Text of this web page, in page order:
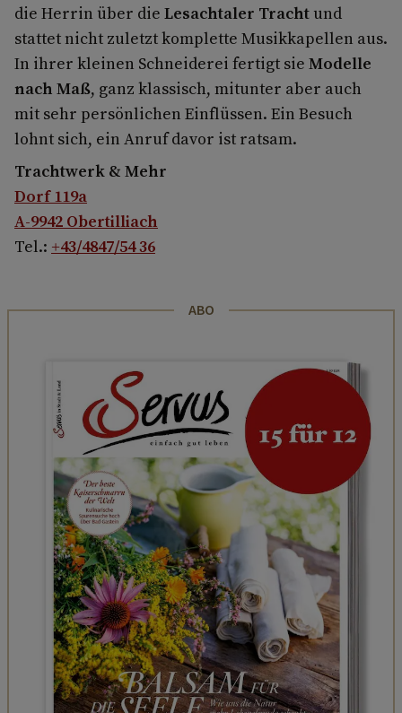
die Herrin über die Lesachtaler Tracht und
stattet nicht zuletzt komplette Musikkapellen aus.
In ihrer kleinen Schneiderei fertigt sie Modelle
nach Maß, ganz klassisch, mitunter aber auch
mit sehr persönlichen Einflüssen. Ein Besuch
lohnt sich, ein Anruf davor ist ratsam.
Trachtwerk & Mehr
Dorf 119a
A-9942 Obertilliach
Tel.: +43/4847/54 36
ABO